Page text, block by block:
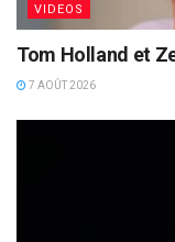
VIDEOS
Tom Holland et
7 AOÛT 2026